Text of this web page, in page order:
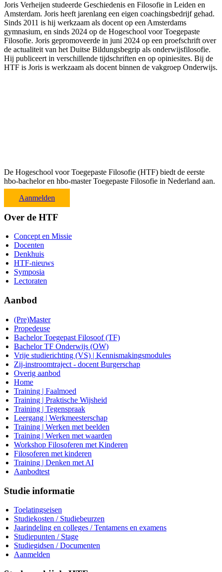
Joris Verheijen studeerde Geschiedenis en Filosofie in Leiden en
Amsterdam. Joris heeft jarenlang een eigen coachingsbedrijf gehad.
Sinds 2011 is hij werkzaam als docent op een Amsterdams
gymnasium, en sinds 2024 op de Hogeschool voor Toegepaste
Filosofie. Joris gepromoveerde in juni 2024 op een proefschrift over
de actualiteit van het Duitse Bildungsbegrip als onderwijsfilosofie.
Hij publiceert in verschillende tijdschriften en op opiniesites. Bij de
HTF is Joris is werkzaam als docent binnen de vakgroep Onderwijs.
De Hogeschool voor Toegepaste Filosofie (HTF) biedt de eerste
hbo-bachelor en hbo-master Toegepaste Filosofie in Nederland aan.
Aanmelden
Over de HTF
Concept en Missie
Docenten
Denkhuis
HTF-nieuws
Symposia
Lectoraten
Aanbod
(Pre)Master
Propedeuse
Bachelor Toegepast Filosoof (TF)
Bachelor TF Onderwijs (OW)
Vrije studierichting (VS) | Kennismakingsmodules
Zij-instroomtraject - docent Burgerschap
Overig aanbod
Home
Training | Faalmoed
Training | Praktische Wijsheid
Training | Tegenspraak
Leergang | Werkmeesterschap
Training | Werken met beelden
Training | Werken met waarden
Workshop Filosoferen met Kinderen
Filosoferen met kinderen
Training | Denken met AI
Aanbodtest
Studie informatie
Toelatingseisen
Studiekosten / Studiebeurzen
Jaarindeling en colleges / Tentamens en examens
Studiepunten / Stage
Studiegidsen / Documenten
Aanmelden